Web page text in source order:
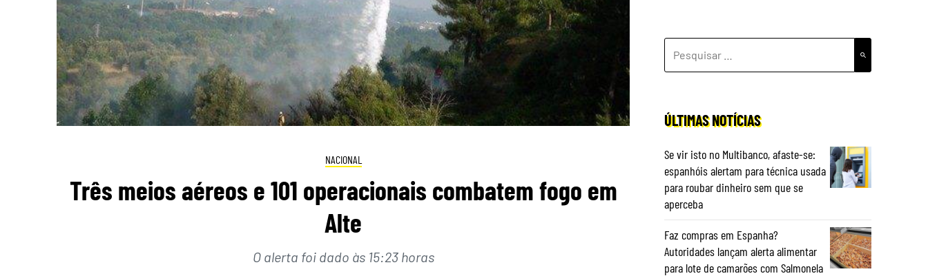
NACIONAL
Três meios aéreos e 101 operacionais combatem fogo em
Alte
O alerta foi dado às 15:23 horas
POR:
ÚLTIMAS NOTÍCIAS
Se vir isto no Multibanco, afaste-se:
espanhóis alertam para técnica usada
para roubar dinheiro sem que se
aperceba
Faz compras em Espanha?
Autoridades lançam alerta alimentar
para lote de camarões com Salmonela